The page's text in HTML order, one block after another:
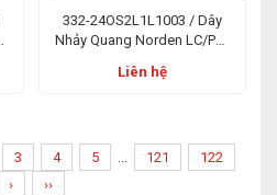
332-24OS2L1L1003 / Dây
Nhảy Quang Norden LC/PC-
Liên hệ
3 4 5 ... 121
122
›
››